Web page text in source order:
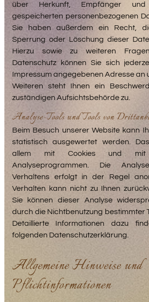
über Herkunft, Empfänger
gespeicherten personenbezogenen
Sie haben außerdem ein Recht,
Sperrung oder Löschung dieser
Hierzu sowie zu weiteren
Datenschutz können Sie sich
Impressum angegebenen Adresse an
Weiteren steht Ihnen ein
zuständigen Aufsichtsbehörde zu.
Analyse-Tools und Tools von
Beim Besuch unserer Website kann
statistisch ausgewertet werden.
allem mit Cookies und mit
Analyseprogrammen. Die
Verhaltens erfolgt in der Regel
Verhalten kann nicht zu Ihnen
Sie können dieser Analyse
durch die Nichtbenutzung bestimmter
Detaillierte Informationen dazu
folgenden Datenschutzerklärung.
Allgemeine Hinweise und
Pflichtinformationen